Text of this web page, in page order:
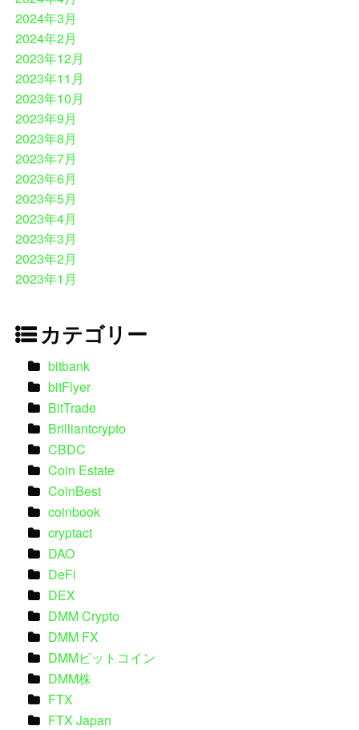
2024年3月
2024年2月
2023年12月
2023年11月
2023年10月
2023年9月
2023年8月
2023年7月
2023年6月
2023年5月
2023年4月
2023年3月
2023年2月
2023年1月
カテゴリー
bitbank
bitFlyer
BitTrade
Brilliantcrypto
CBDC
Coin Estate
CoinBest
coinbook
cryptact
DAO
DeFi
DEX
DMM Crypto
DMM FX
DMMビットコイン
DMM株
FTX
FTX Japan